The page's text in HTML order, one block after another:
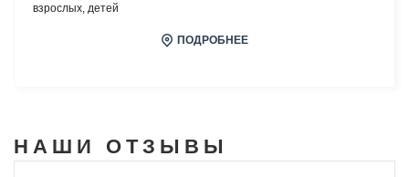
взрослых, детей
ПОДРОБНЕЕ
НАШИ ОТЗЫВЫ